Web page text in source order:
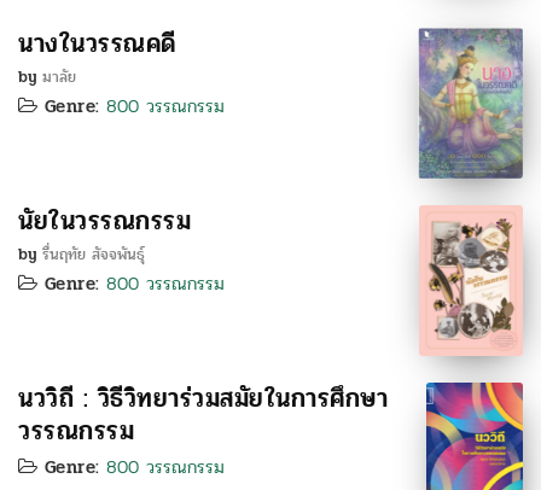
นางในวรรณคดี
by มาลัย
Genre: 800 วรรณกรรม
นัยในวรรณกรรม
by รื่นฤทัย สัจจพันธุ์
Genre: 800 วรรณกรรม
นววิถี : วิธีวิทยาร่วมสมัยในการศึกษา
วรรณกรรม
Genre: 800 วรรณกรรม